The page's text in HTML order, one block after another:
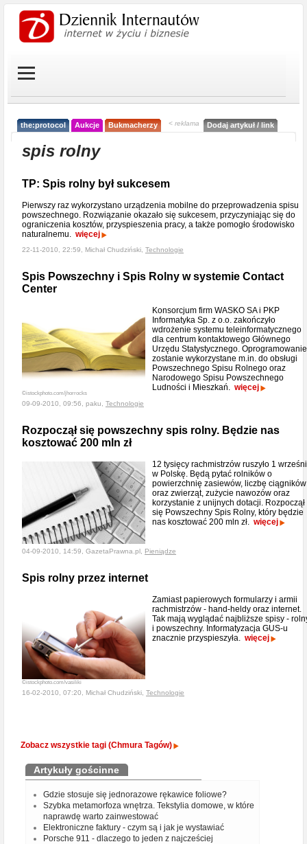
the:protocol Aukcje Bukmacherzy < reklama Dodaj artykuł / link
spis rolny
TP: Spis rolny był sukcesem
Pierwszy raz wykorzystano urządzenia mobilne do przeprowadzenia spisu
powszechnego. Rozwiązanie okazało się sukcesem, przyczyniając się do
ograniczenia kosztów, przyspieszenia pracy, a także pomogło środowisko
naturalnemu. więcej
22-11-2010, 22:59, Michał Chudziński, Technologie
Spis Powszechny i Spis Rolny w systemie Contact
Center
©istockphoto.com/jhorrocks
Konsorcjum firm WASKO SA i PKP
Informatyka Sp. z o.o. zakończyło
wdrożenie systemu teleinformatycznego
dla centrum kontaktowego Głównego
Urzędu Statystycznego. Oprogramowanie
zostanie wykorzystane m.in. do obsługi
Powszechnego Spisu Rolnego oraz
Narodowego Spisu Powszechnego
Ludności i Mieszkań. więcej
09-09-2010, 09:56, paku, Technologie
Rozpoczął się powszechny spis rolny. Będzie nas
kosztować 200 mln zł
12 tysięcy rachmistrzów ruszyło 1
w Polskę. Będą pytać rolników o
powierzchnię zasiewów, liczbę ciągników
oraz zwierząt, zużycie nawozów oraz
korzystanie z unijnych dotacji. Rozpoczął
się Powszechny Spis Rolny, który będzie
nas kosztować 200 mln zł. więcej
04-09-2010, 14:59, GazetaPrawna.pl, Pieniądze
Spis rolny przez internet
©istockphoto.com/vasiliki
Zamiast papierowych formularzy i armii
rachmistrzów - hand-heldy oraz internet.
Tak mają wyglądać najbliższe spisy -
i powszechny. Informatyzacja GUS-u
znacznie przyspieszyła. więcej
16-02-2010, 07:20, Michał Chudziński, Technologie
Zobacz wszystkie tagi (Chmura Tagów)
Artykuły gościnne
Gdzie stosuje się jednorazowe rękawice foliowe?
Szybka metamorfoza wnętrza. Tekstylia domowe, w które
naprawdę warto zainwestować
Elektroniczne faktury - czym są i jak je wystawiać
Porsche 911 - dlaczego to jeden z najcześciej